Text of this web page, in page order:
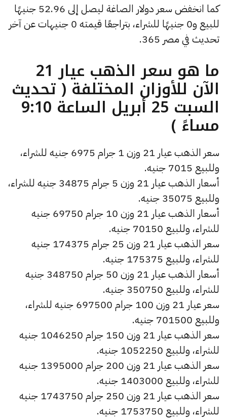
كما انخفض سعر دولار الصاغة ليصل إلى 52.96 جنيهًا
للبيع و0 جنيهًا للشراء، بتراجعًا قيمته 0 جنيهات عن آخر
تحديث في مصر 365.
ما هو سعر الذهب عيار 21
الآن للأوزان المختلفة ( تحديث
السبت 25 أبريل الساعة 9:10
مساءً )
سعر الذهب عيار 21 وزن 1 جرام 6975 جنيه للشراء،
وللبيع 7015 جنيه.
أسعار الذهب عيار 21 وزن 5 جرام 34875 جنيه للشراء،
وللبيع 35075 جنيه.
أسعار الذهب عيار 21 وزن 10 جرام 69750 جنيه
للشراء، وللبيع 70150 جنيه.
سعر الذهب عيار 21 وزن 25 جرام 174375 جنيه
للشراء، وللبيع 175375 جنيه.
أسعار الذهب عيار 21 وزن 50 جرام 348750 جنيه
للشراء، وللبيع 350750 جنيه.
سعر عيار 21 وزن 100 جرام 697500 جنيه للشراء،
وللبيع 701500 جنيه.
سعر الذهب عيار 21 وزن 150 جرام 1046250 جنيه
للشراء، وللبيع 1052250 جنيه.
سعر الذهب عيار 21 وزن 200 جرام 1395000 جنيه
للشراء، وللبيع 1403000 جنيه.
سعر الذهب عيار 21 وزن 250 جرام 1743750 جنيه
للشراء، وللبيع 1753750 جنيه.